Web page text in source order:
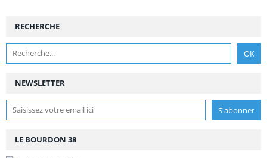
NEWSLETTER
RECHERCHE
LE BOURDON 38